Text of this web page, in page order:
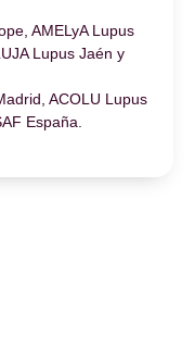
AMELyA Lupus
Lupus Jaén y
ACOLU Lupus
España.